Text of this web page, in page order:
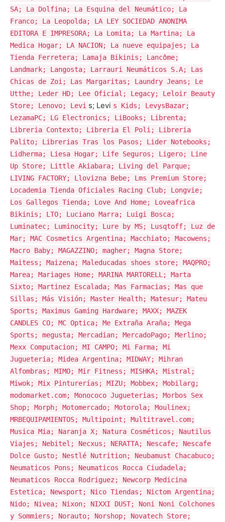
SA; La Dolfina; La Esquina del Neumático; La
Franco; La Leopolda; LA LEY SOCIEDAD ANONIMA
EDITORA E IMPRESORA; La Lomita; La Martina; La
Medica Hogar; LA NACION; La nueve equipajes; La
Tienda Ferretera; Lamaja Bikinis; Lancôme;
Landmark; Langosta; Larrauri Neumáticos S.A; Las
Chicas de Zoi; Las Margaritas; Laundry Jeans; Le
Utthe; Leder HD; Lee Oficial; Legacy; Leloir Beauty
Store; Lenovo; Levi s; Levi s Kids; LevysBazar;
LezamaPC; LG Electronics; LiBooks; Librenta;
Libreria Contexto; Libreria El Poli; Libreria
Palito; Librerias Tras los Pasos; Lider Notebooks;
Lidherma; Liesa Hogar; Life Seguros; Ligero; Line
Up Store; Little Akiabara; Living del Parque;
LIVING FACTORY; Llovizna Bebe; Lms Premium Store;
Locademia Tienda Oficiales Racing Club; Longvie;
Los Gallegos Tienda; Love And Home; Loveafrica
Bikinis; LTO; Luciano Marra; Luigi Bosca;
Luminatec; Luminocity; Lure by MS; Lusqtoff; Luz de
Mar; MAC Cosmetics Argentina; Macchiato; Macowens;
Macro Baby; MAGAZZINO; magher; Magna Store;
Maitess; Maizena; Maleducadas shoes store; MAQPRO;
Marea; Mariages Home; MARINA MARTORELL; Marta
Sixto; Martinez Escalada; Mas Farmacias; Mas que
Sillas; Más Visión; Master Health; Matesur; Mateu
Sports; Maximus Gaming Hardware; MAXX; MAZEK
CANDLES CO; MC Optica; Me Extraña Araña; Mega
Sports; megusta; Mercadian; MercadoPago; Merlino;
Mexx Computacion; MI CAMPO; Mi Farma; Mi
Jugueteria; Midea Argentina; MIDWAY; Mihran
Alfombras; MIMO; Mir Fitness; MISHKA; Mistral;
Miwok; Mix Pinturerías; MIZU; Mobbex; Mobilarg;
modomarket.com; Monococo Jugueterias; Morbos Sex
Shop; Morph; Motomercado; Motorola; Moulinex;
MRBEQUIPAMIENTOS; Multipoint; Multitravel.com;
Musica Mia; Naranja X; Natura Cosméticos; Nautilus
Viajes; Nebitel; Necxus; NERATTA; Nescafe; Nescafe
Dolce Gusto; Nestlé Nutrition; Neubamust Chacabuco;
Neumaticos Pons; Neumaticos Rocca Ciudadela;
Neumaticos Rocca Rodriguez; Newcorp Medicina
Estetica; Newsport; Nico Tiendas; Nictom Argentina;
Nido; Nivea; Nixon; NIXXI DUST; Noni Noni Colchones
y Sommiers; Norauto; Norshop; Novatech Store;